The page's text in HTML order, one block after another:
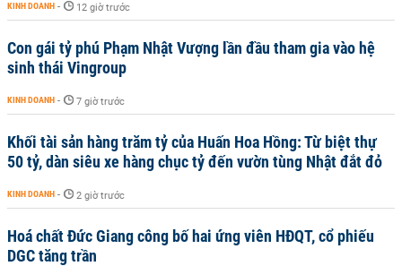
KINH DOANH - 12 giờ trước
Con gái tỷ phú Phạm Nhật Vượng lần đầu tham gia vào hệ
sinh thái Vingroup
KINH DOANH - 7 giờ trước
Khối tài sản hàng trăm tỷ của Huấn Hoa Hồng: Từ biệt thự
50 tỷ, dàn siêu xe hàng chục tỷ đến vườn tùng Nhật đắt đỏ
KINH DOANH - 2 giờ trước
Hoá chất Đức Giang công bố hai ứng viên HĐQT, cổ phiếu
DGC tăng trần